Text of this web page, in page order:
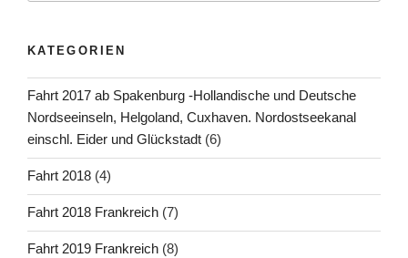
KATEGORIEN
Fahrt 2017 ab Spakenburg -Hollandische und Deutsche
Nordseeinseln, Helgoland, Cuxhaven. Nordostseekanal
einschl. Eider und Glückstadt (6)
Fahrt 2018 (4)
Fahrt 2018 Frankreich (7)
Fahrt 2019 Frankreich (8)